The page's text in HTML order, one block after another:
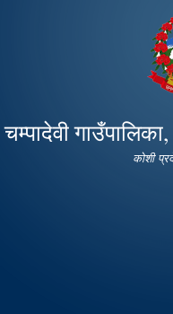
main
चम्पादेवी
कोशी